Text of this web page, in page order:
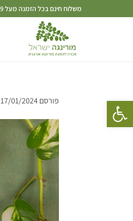
פתח סרגל נגישות
משלוח חינם בכל הזמנה מעל 299 ₪
פורסם17/01/2024